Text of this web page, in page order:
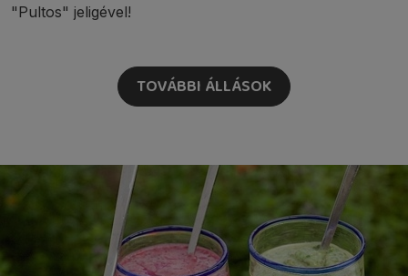
"Pultos" jeligével!
TOVÁBBI ÁLLÁSOK